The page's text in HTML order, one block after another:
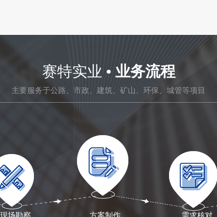
赛特实业 • 业务流程
主要服务于公路、市政、建筑、矿山、环保、城管等项目
现场勘察 方案制作 需求核对